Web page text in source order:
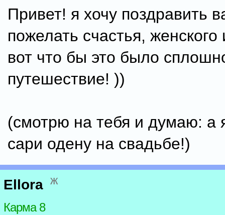
Привет! я хочу поздравить
пожелать счастья,
вот что бы это было
путешествие! ))
(смотрю на тебя и думаю: а
сари одену на свадьбе!)
Ellora ж
Карма 8